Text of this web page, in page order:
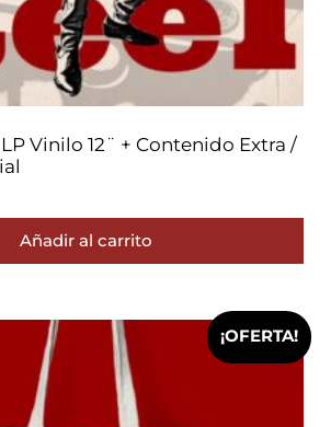
LP Vinilo 12¨ + Contenido Extra /
Añadir al carrito
¡OFERTA!